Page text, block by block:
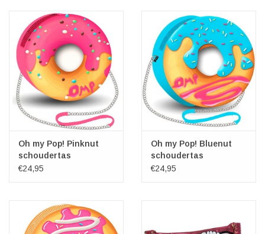
Oh my Pop! Pinknut
schoudertas
€24,95
Oh my Pop! Bluenut
schoudertas
€24,95